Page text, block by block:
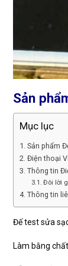
Sản
Mục lục
Sản phẩm
Điện thoại
Thông tin
Đôi lời
Thông tin
Đế test sửa
Làm bằng